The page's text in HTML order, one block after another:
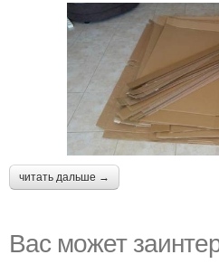
читать дальше →
Вас может